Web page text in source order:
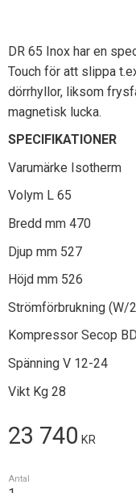
DR 65 Inox har en
Touch för att slippa
dörrhyllor, liksom
magnetisk lucka.
SPECIFIKATIONER
Varumärke Isotherm
Volym L 65
Bredd mm 470
Djup mm 527
Höjd mm 526
Strömförbrukning (W/
Kompressor Secop
Spänning V 12-24
Vikt Kg 28
23 740 KR
Antal